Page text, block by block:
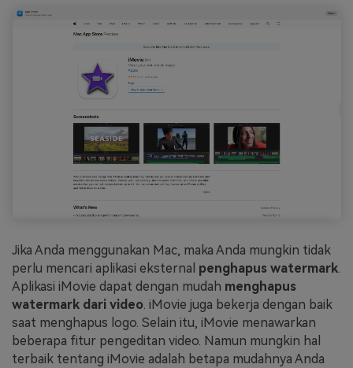
Jika Anda menggunakan Mac, maka Anda mungkin tidak
perlu mencari aplikasi eksternal penghapus watermark
Aplikasi iMovie dapat dengan mudah menghapus
watermark dari video . iMovie juga bekerja dengan baik
saat menghapus logo. Selain itu, iMovie menawarkan
beberapa fitur pengeditan video. Namun mungkin hal
terbaik tentang iMovie adalah betapa mudahnya Anda